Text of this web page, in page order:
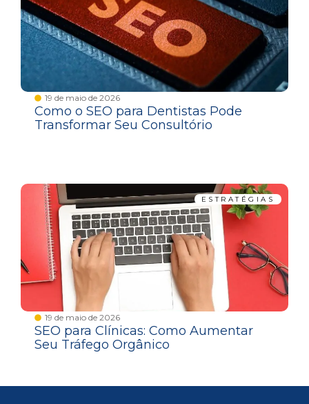
19 de maio de 2026
Como o SEO para Dentistas Pode
Transformar Seu Consultório
ESTRATÉGIAS
19 de maio de 2026
SEO para Clínicas: Como Aumentar
Seu Tráfego Orgânico